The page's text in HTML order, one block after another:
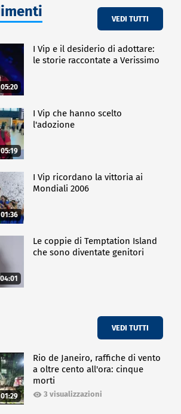
VEDI TUTTI
05:20
I Vip e il desiderio di adottare:
le storie raccontate a Verissimo
05:19
I Vip che hanno scelto
l'adozione
01:36
I Vip ricordano la vittoria ai
Mondiali 2006
04:01
Le coppie di Temptation Island
che sono diventate genitori
VEDI TUTTI
01:29
Rio de Janeiro, raffiche di vento
a oltre cento all'ora: cinque
morti
3 visualizzazioni